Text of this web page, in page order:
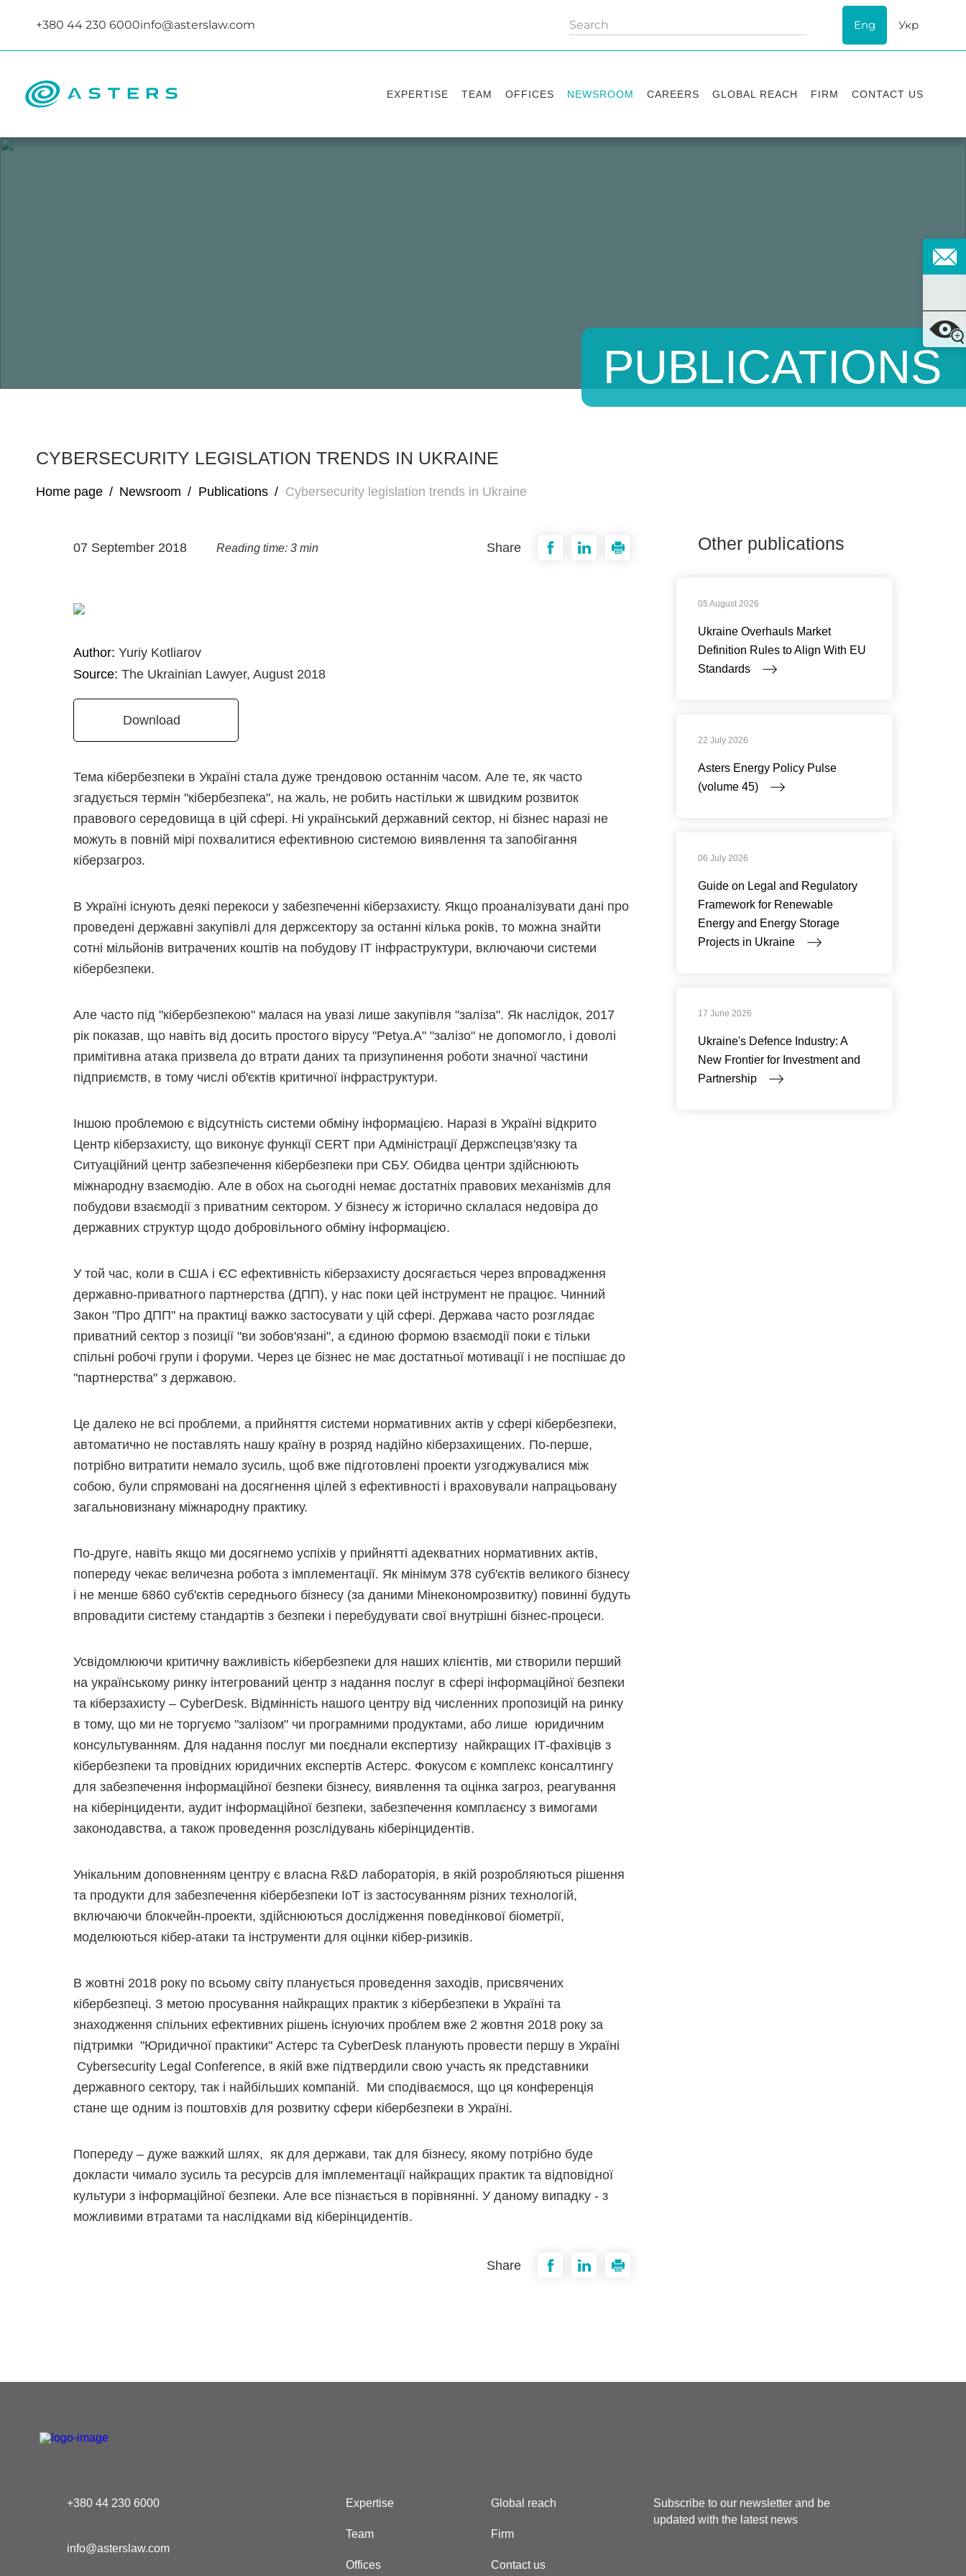
+380 44 230 6000info@asterslaw.com Eng Укр
EXPERTISE TEAM OFFICES NEWSROOM CAREERS GLOBAL REACH FIRM CONTACT US
PUBLICATIONS
CYBERSECURITY LEGISLATION TRENDS IN UKRAINE
Home page / Newsroom / Publications / Cybersecurity legislation trends in Ukraine
07 September 2018 Reading time: 3 min Share
Author: Yuriy Kotliarov
Source: The Ukrainian Lawyer, August 2018
Download
Тема кібербезпеки в Україні стала дуже трендовою останнім часом. Але те, як часто
згадується термін "кібербезпека", на жаль, не робить настільки ж швидким розвиток
правового середовища в цій сфері. Ні український державний сектор, ні бізнес наразі не
можуть в повній мірі похвалитися ефективною системою виявлення та запобігання
кіберзагроз.
В Україні існують деякі перекоси у забезпеченні кіберзахисту. Якщо проаналізувати дані про
проведені державні закупівлі для держсектору за останні кілька років, то можна знайти
сотні мільйонів витрачених коштів на побудову ІТ інфраструктури, включаючи системи
кібербезпеки.
Але часто під "кібербезпекою" малася на увазі лише закупівля "заліза". Як наслідок, 2017
рік показав, що навіть від досить простого вірусу "Petya.A" "залізо" не допомогло, і доволі
примітивна атака призвела до втрати даних та призупинення роботи значної частини
підприємств, в тому числі об'єктів критичної інфраструктури.
Іншою проблемою є відсутність системи обміну інформацією. Наразі в Україні відкрито
Центр кіберзахисту, що виконує функції CERT при Адміністрації Держспецзв'язку та
Ситуаційний центр забезпечення кібербезпеки при СБУ. Обидва центри здійснюють
міжнародну взаємодію. Але в обох на сьогодні немає достатніх правових механізмів для
побудови взаємодії з приватним сектором. У бізнесу ж історично склалася недовіра до
державних структур щодо добровільного обміну інформацією.
У той час, коли в США і ЄС ефективність кіберзахисту досягається через впровадження
державно-приватного партнерства (ДПП), у нас поки цей інструмент не працює. Чинний
Закон "Про ДПП" на практиці важко застосувати у цій сфері. Держава часто розглядає
приватний сектор з позиції "ви зобов'язані", а єдиною формою взаємодії поки є тільки
спільні робочі групи і форуми. Через це бізнес не має достатньої мотивації і не поспішає до
"партнерства" з державою.
Це далеко не всі проблеми, а прийняття системи нормативних актів у сфері кібербезпеки,
автоматично не поставлять нашу країну в розряд надійно кіберзахищених. По-перше,
потрібно витратити немало зусиль, щоб вже підготовлені проекти узгоджувалися між
собою, були спрямовані на досягнення цілей з ефективності і враховували напрацьовану
загальновизнану міжнародну практику.
По-друге, навіть якщо ми досягнемо успіхів у прийнятті адекватних нормативних актів,
попереду чекає величезна робота з імплементації. Як мінімум 378 суб'єктів великого бізнесу
і не менше 6860 суб'єктів середнього бізнесу (за даними Мінекономрозвитку) повинні будуть
впровадити систему стандартів з безпеки і перебудувати свої внутрішні бізнес-процеси.
Усвідомлюючи критичну важливість кібербезпеки для наших клієнтів, ми створили перший
на українському ринку інтегрований центр з надання послуг в сфері інформаційної безпеки
та кіберзахисту – СyberDesk. Відмінність нашого центру від численних пропозицій на ринку
в тому, що ми не торгуємо "залізом" чи програмними продуктами, або лише юридичним
консультуванням. Для надання послуг ми поєднали експертизу найкращих ІТ-фахівців з
кібербезпеки та провідних юридичних експертів Астерс. Фокусом є комплекс консалтингу
для забезпечення інформаційної безпеки бізнесу, виявлення та оцінка загроз, реагування
на кіберінциденти, аудит інформаційної безпеки, забезпечення комплаєнсу з вимогами
законодавства, а також проведення розслідувань кіберінцидентів.
Унікальним доповненням центру є власна R&D лабораторія, в якій розробляються рішення
та продукти для забезпечення кібербезпеки ІоТ із застосуванням різних технологій,
включаючи блокчейн-проекти, здійснюються дослідження поведінкової біометрії,
моделюються кібер-атаки та інструменти для оцінки кібер-ризиків.
В жовтні 2018 року по всьому світу планується проведення заходів, присвячених
кібербезпеці. З метою просування найкращих практик з кібербезпеки в Україні та
знаходження спільних ефективних рішень існуючих проблем вже 2 жовтня 2018 року за
підтримки "Юридичної практики" Астерс та CyberDesk планують провести першу в Україні
Cybersecurity Legal Conference, в якій вже підтвердили свою участь як представники
державного сектору, так і найбільших компаній. Ми сподіваємося, що ця конференція
стане ще одним із поштовхів для розвитку сфери кібербезпеки в Україні.
Попереду – дуже важкий шлях, як для держави, так для бізнесу, якому потрібно буде
докласти чимало зусиль та ресурсів для імплементації найкращих практик та відповідної
культури з інформаційної безпеки. Але все пізнається в порівнянні. У даному випадку - з
можливими втратами та наслідками від кіберінцидентів.
Share
Other publications
05 August 2026
Ukraine Overhauls Market
Definition Rules to Align With EU
Standards
22 July 2026
Asters Energy Policy Pulse
(volume 45)
06 July 2026
Guide on Legal and Regulatory
Framework for Renewable
Energy and Energy Storage
Projects in Ukraine
17 June 2026
Ukraine's Defence Industry: A
New Frontier for Investment and
Partnership
+380 44 230 6000
info@asterslaw.com
Expertise
Team
Offices
Global reach
Firm
Contact us
Subscribe to our newsletter and be
updated with the latest news